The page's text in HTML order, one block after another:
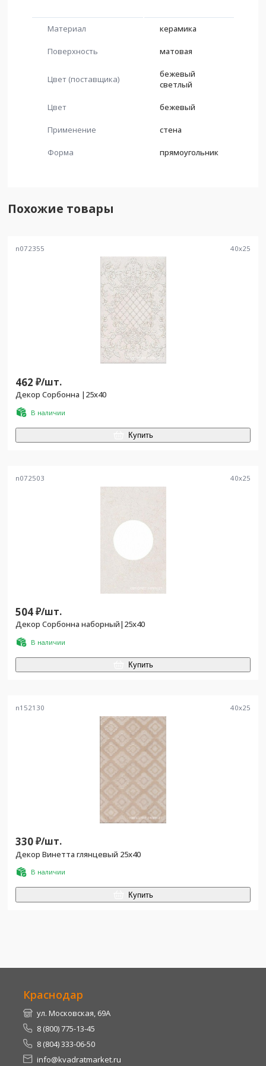
Материал керамика
Поверхность матовая
Цвет (поставщика)
бежевый
светлый
Цвет бежевый
Применение стена
Форма прямоугольник
Похожие товары
n072355 40x25
462 ₽/шт.
Декор Сорбонна |25x40
В наличии
Купить
n072503 40x25
504₽/шт.
Декор Сорбонна наборный|25x40
В наличии
Купить
n152130 40x25
330₽/шт.
Декор Винетта глянцевый 25x40
В наличии
Купить
Краснодар
ул. Московская, 69А
8 (800) 775-13-45
8 (804) 333-06-50
info@kvadratmarket.ru